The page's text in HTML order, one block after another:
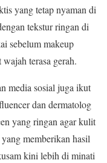
yang tetap nyaman di
tekstur ringan di
sebelum makeup
terasa gerah.
media sosial juga ikut
dan dermatolog
yang ringan agar kulit
memberikan hasil
kini lebih di minati